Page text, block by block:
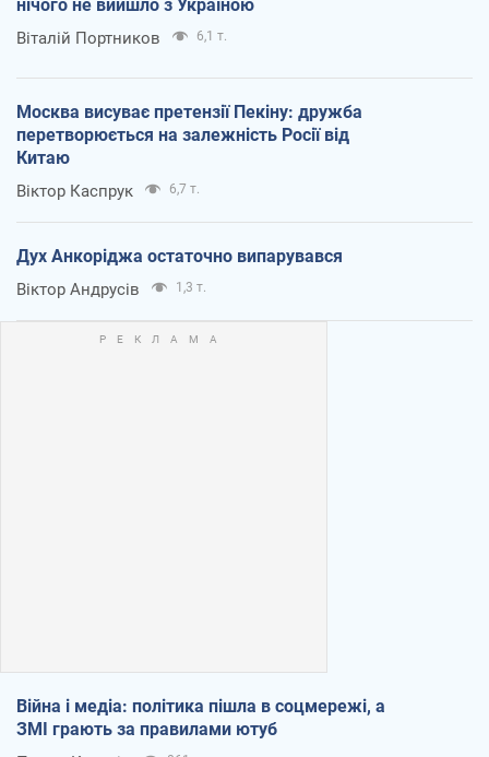
нічого не вийшло з Україною
Віталій Портников 6,1 т.
Москва висуває претензії Пекіну: дружба
перетворюється на залежність Росії від
Китаю
Віктор Каспрук 6,7 т.
Дух Анкоріджа остаточно випарувався
Віктор Андрусів 1,3 т.
Війна і медіа: політика пішла в соцмережі, а
ЗМІ грають за правилами ютуб